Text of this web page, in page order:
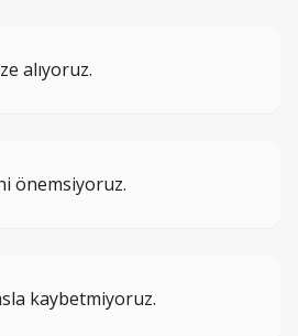
alıyoruz.
önemsiyoruz.
kaybetmiyoruz.